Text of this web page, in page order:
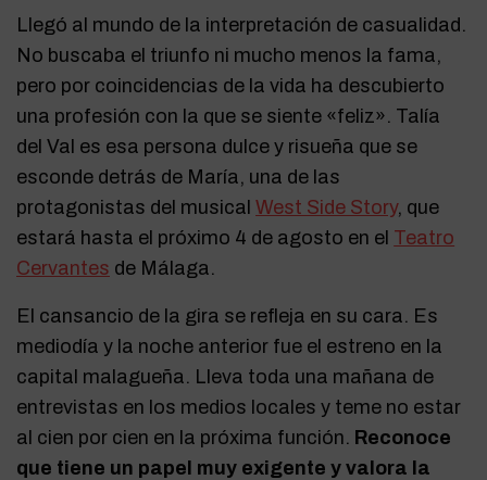
Llegó al mundo de la interpretación de casualidad.
No buscaba el triunfo ni mucho menos la fama,
pero por coincidencias de la vida ha descubierto
una profesión con la que se siente «feliz». Talía
del Val es esa persona dulce y risueña que se
esconde detrás de María, una de las
protagonistas del musicalWest Side Story, que
estará hasta el próximo 4 de agosto en el Teatro
Cervantes de Málaga.
El cansancio de la gira se refleja en su cara. Es
mediodía y la noche anterior fue el estreno en la
capital malagueña. Lleva toda una mañana de
entrevistas en los medios locales y teme no estar
al cien por cien en la próxima función. Reconoce
que tiene un papel muy exigente y valora la